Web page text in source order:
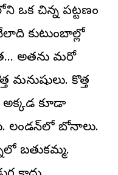
చిన్న పట్టణం
కుటుంబాల్లో
అతను మరో
మనుషులు. కొత్త
అక్కడ కూడా
లండన్‌లో బోనాలు.
బతుకమ్మ.